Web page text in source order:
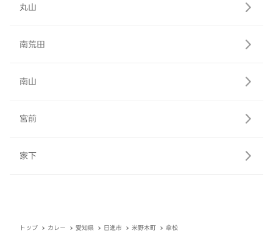
丸山
南荒田
南山
宮前
家下
トップ カレー 愛知県 日進市 米野木町 傘松